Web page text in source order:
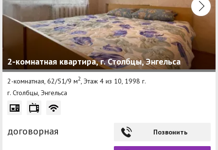
2-комнатная квартира, г. Столбцы, Энгельса
2-комнатная, 62/51/9 м2, Этаж 4 из 10, 1998 г.
г. Столбцы, Энгельса
договорная Позвонить